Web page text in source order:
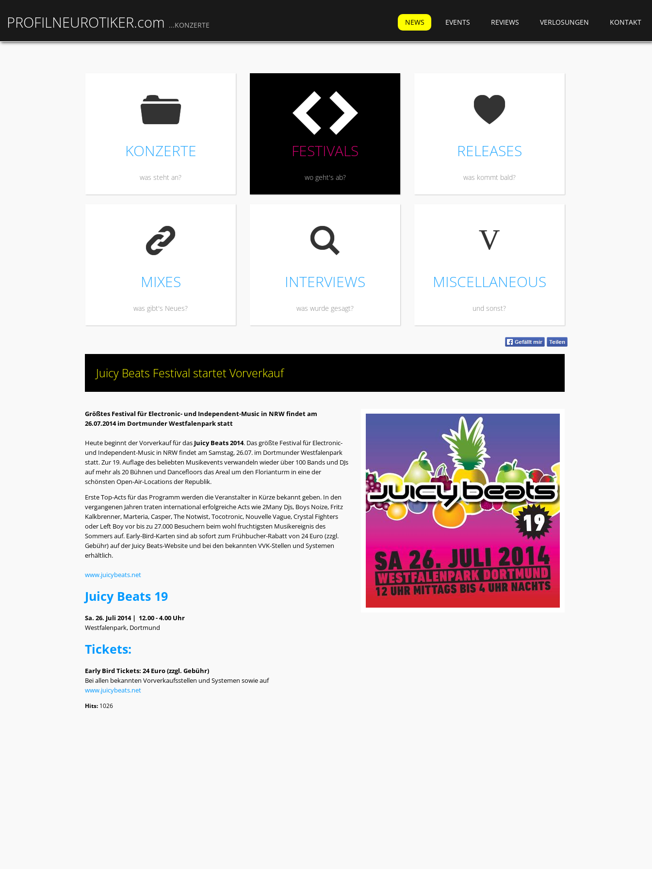
NEWS EVENTS REVIEWS VERLOSUNGEN KONTAKT
PROFILNEUROTIKER.com ...KONZERTE
F
KONZERTE
was steht an?
H
FESTIVALS
wo geht's ab?
N
RELEASES
was kommt bald?
K
MIXES
was gibt's Neues?
L
INTERVIEWS
was wurde gesagt?
V
MISCELLANEOUS
und sonst?
Juicy Beats Festival startet Vorverkauf
Größtes Festival für Electronic- und Independent-Music in NRW findet am
26.07.2014 im Dortmunder Westfalenpark statt
Heute beginnt der Vorverkauf für das Juicy Beats 2014. Das größte Festival für Electronic-
und Independent-Music in NRW findet am Samstag, 26.07. im Dortmunder Westfalenpark
statt. Zur 19. Auflage des beliebten Musikevents verwandeln wieder über 100 Bands und DJs
auf mehr als 20 Bühnen und Dancefloors das Areal um den Florianturm in eine der
schönsten Open-Air-Locations der Republik.
Erste Top-Acts für das Programm werden die Veranstalter in Kürze bekannt geben. In den
vergangenen Jahren traten international erfolgreiche Acts wie 2Many Djs, Boys Noize, Fritz
Kalkbrenner, Marteria, Casper, The Notwist, Tocotronic, Nouvelle Vague, Crystal Fighters
oder Left Boy vor bis zu 27.000 Besuchern beim wohl fruchtigsten Musikereignis des
Sommers auf. Early-Bird-Karten sind ab sofort zum Frühbucher-Rabatt von 24 Euro (zzgl.
Gebühr) auf der Juicy Beats-Website und bei den bekannten VVK-Stellen und Systemen
erhältlich.
www.juicybeats.net
Juicy Beats 19
Sa. 26. Juli 2014 | 12.00 - 4.00 Uhr
Westfalenpark, Dortmund
Tickets:
Early Bird Tickets: 24 Euro (zzgl. Gebühr)
Bei allen bekannten Vorverkaufsstellen und Systemen sowie auf
www.juicybeats.net
Hits: 1026